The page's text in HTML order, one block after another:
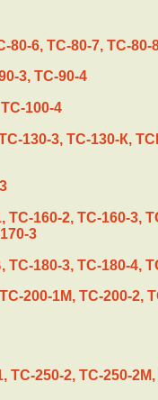
80-6, ТС-80-7, ТС-80-
3, ТС-90-4
100-4
130-3, ТС-130-К,
ТС-160-2, ТС-160-3,
3
ТС-180-3, ТС-180-4,
200-1М, ТС-200-2,
ТС-250-2, ТС-250-